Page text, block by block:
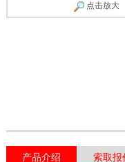
点击放大
产品介绍 索取报